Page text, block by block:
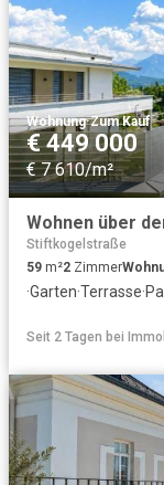
Wohnung·Zum Kauf
€ 449 000
€ 7 610/m²
Stiftkogelstraße
59 m²2 Zimmer
·Garten·Terrasse·
Seit 2 Tagen bei